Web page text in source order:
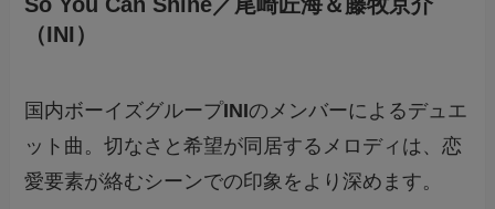
（INI）
国内ボーイズグループINIのメンバーによるデュエ
ット曲。切なさと希望が同居するメロディは、恋
愛要素が絡むシーンでの印象をより深めます。